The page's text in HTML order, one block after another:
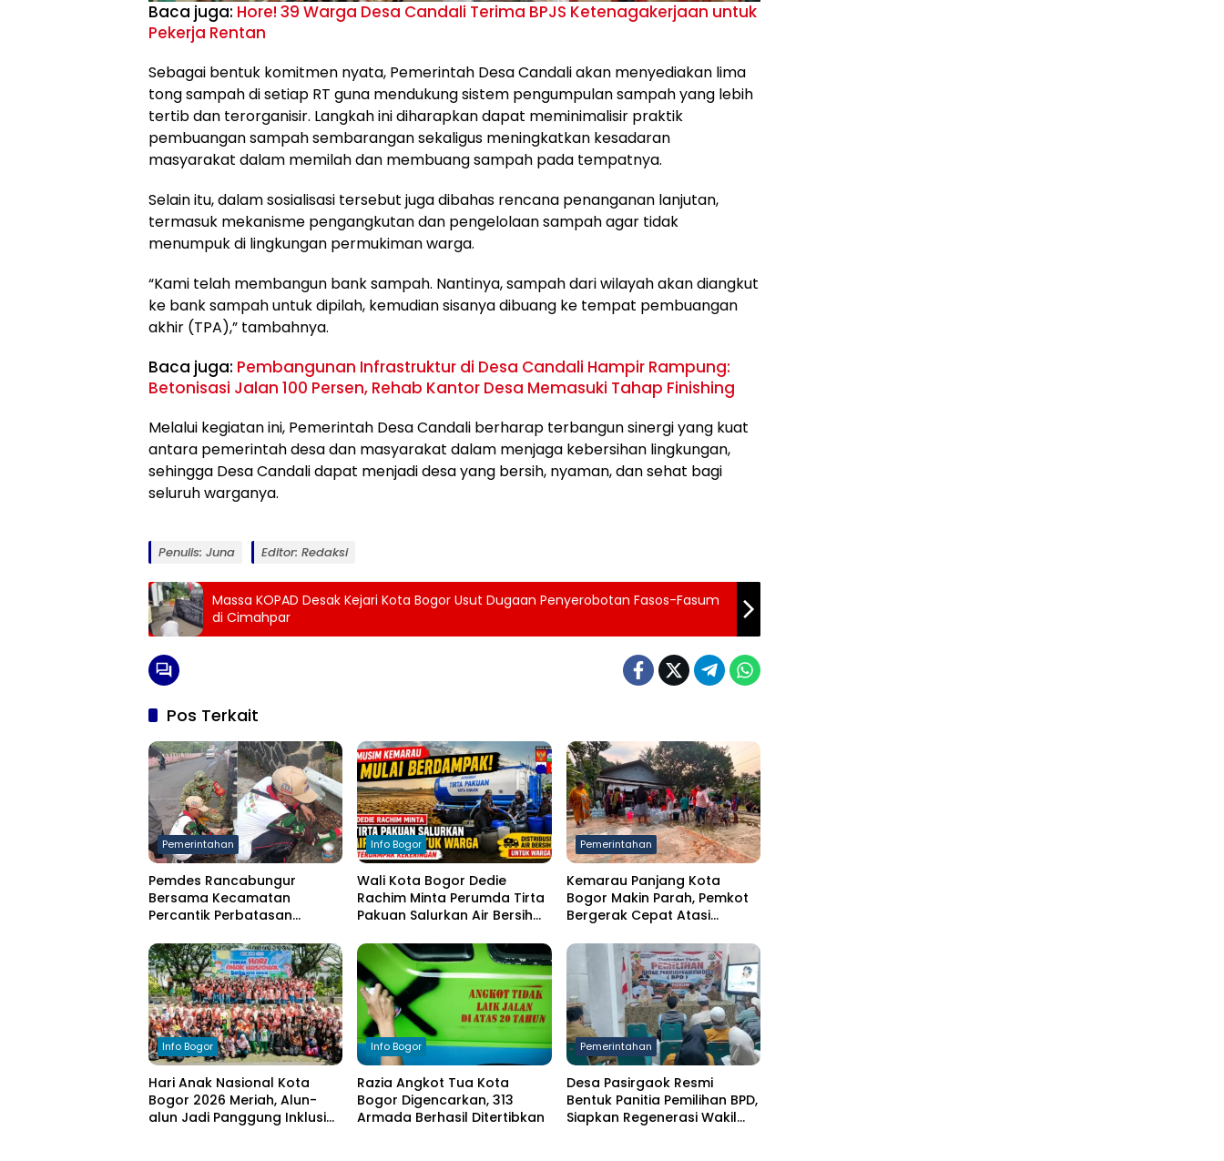
Baca juga: Hore! 39 Warga Desa Candali Terima BPJS Ketenagakerjaan untuk
Pekerja Rentan
Sebagai bentuk komitmen nyata, Pemerintah Desa Candali akan menyediakan lima
tong sampah di setiap RT guna mendukung sistem pengumpulan sampah yang lebih
tertib dan terorganisir. Langkah ini diharapkan dapat meminimalisir praktik
pembuangan sampah sembarangan sekaligus meningkatkan kesadaran
masyarakat dalam memilah dan membuang sampah pada tempatnya.
Selain itu, dalam sosialisasi tersebut juga dibahas rencana penanganan lanjutan,
termasuk mekanisme pengangkutan dan pengelolaan sampah agar tidak
menumpuk di lingkungan permukiman warga.
“Kami telah membangun bank sampah. Nantinya, sampah dari wilayah akan diangkut
ke bank sampah untuk dipilah, kemudian sisanya dibuang ke tempat pembuangan
akhir (TPA),” tambahnya.
Baca juga: Pembangunan Infrastruktur di Desa Candali Hampir Rampung:
Betonisasi Jalan 100 Persen, Rehab Kantor Desa Memasuki Tahap Finishing
Melalui kegiatan ini, Pemerintah Desa Candali berharap terbangun sinergi yang kuat
antara pemerintah desa dan masyarakat dalam menjaga kebersihan lingkungan,
sehingga Desa Candali dapat menjadi desa yang bersih, nyaman, dan sehat bagi
seluruh warganya.
Penulis: Juna Editor: Redaksi
Massa KOPAD Desak Kejari Kota Bogor Usut Dugaan Penyerobotan Fasos-Fasum
di Cimahpar
Pos Terkait
Pemerintahan
Pemdes Rancabungur
Bersama Kecamatan
Percantik Perbatasan
Putih Sambut HUT RI ke-81
Info Bogor
Wali Kota Bogor Dedie
Rachim Minta Perumda Tirta
Pakuan Salurkan Air Bersih
Kekeringan
Pemerintahan
Kemarau Panjang Kota
Bogor Makin Parah, Pemkot
Bergerak Cepat Atasi
Info Bogor
Hari Anak Nasional Kota
Bogor 2026 Meriah, Alun-
alun Jadi Panggung Inklusi
Info Bogor
Razia Angkot Tua Kota
Bogor Digencarkan, 313
Armada Berhasil Ditertibkan
Pemerintahan
Desa Pasirgaok Resmi
Bentuk Panitia Pemilihan BPD,
Siapkan Regenerasi Wakil